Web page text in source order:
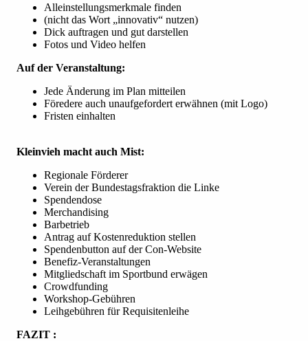
Alleinstellungsmerkmale finden
(nicht das Wort „innovativ“ nutzen)
Dick auftragen und gut darstellen
Fotos und Video helfen
Auf der Veranstaltung:
Jede Änderung im Plan mitteilen
Föredere auch unaufgefordert erwähnen (mit Logo)
Fristen einhalten
Kleinvieh macht auch Mist:
Regionale Förderer
Verein der Bundestagsfraktion die Linke
Spendendose
Merchandising
Barbetrieb
Antrag auf Kostenreduktion stellen
Spendenbutton auf der Con-Website
Benefiz-Veranstaltungen
Mitgliedschaft im Sportbund erwägen
Crowdfunding
Workshop-Gebühren
Leihgebühren für Requisitenleihe
FAZIT :